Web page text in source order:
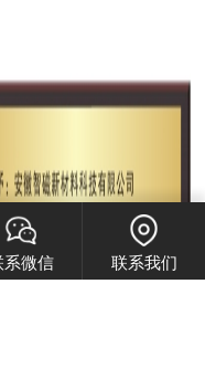
系微信 联系我们